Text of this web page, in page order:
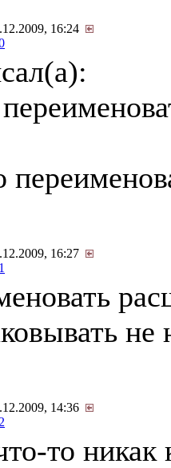
16:24
16:27
не
14:36
то никак